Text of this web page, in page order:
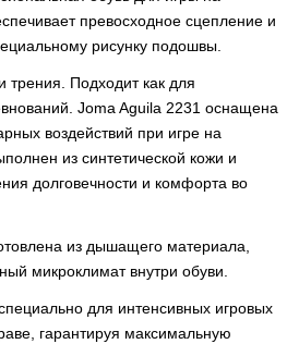
превосходное сцепление и
рисунку подошвы.
Подходит как для
Joma Aguila 2231 оснащена
воздействий при игре на
из синтетической кожи и
долговечности и комфорта во
из дышащего материала,
микроклимат внутри обуви.
для интенсивных игровых
гарантируя максимальную